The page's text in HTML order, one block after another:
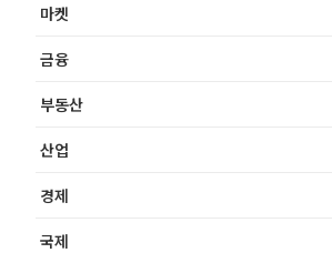
마켓
금융
부동산
산업
경제
국제